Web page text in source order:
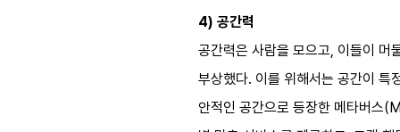
4) 공간력
공간력은 사람을 모으고, 이들이 머
부상했다. 이를 위해서는 공간이 특
안적인 공간으로 등장한 메타버스